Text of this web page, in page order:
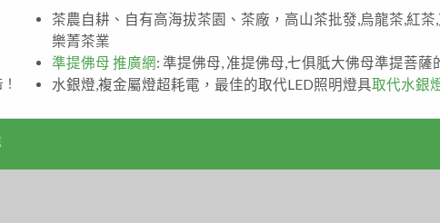
茶農自耕、自有高海拔茶園、茶廠，高山茶批發,烏龍茶,紅茶
樂菁茶業
準提佛母 推廣網: 準提佛母, 准提佛母,七俱胝大佛母準提菩薩
水銀燈,複金屬燈超耗電，最佳的取代LED照明燈具取代水銀